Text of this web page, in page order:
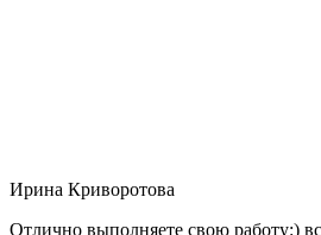
Ирина Криворотова
Отлично выполняете свою работу:)